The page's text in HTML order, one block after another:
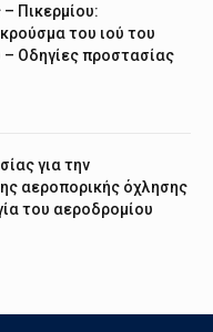
Πικερμίου:
του ιού του
– Οδηγίες προστασίας
για την
αεροπορικής όχλησης
του αεροδρομίου